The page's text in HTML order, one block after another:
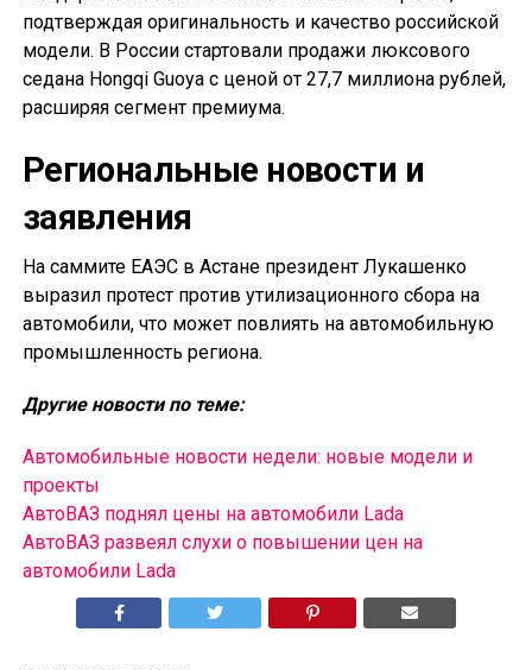
подтверждая оригинальность и качество российской
модели. В России стартовали продажи люксового
седана Hongqi Guoya с ценой от 27,7 миллиона рублей,
расширяя сегмент премиума.
Региональные новости и
заявления
На саммите ЕАЭС в Астане президент Лукашенко
выразил протест против утилизационного сбора на
автомобили, что может повлиять на автомобильную
промышленность региона.
Другие новости по теме:
Автомобильные новости недели: новые модели и
проекты
АвтоВАЗ поднял цены на автомобили Lada
АвтоВАЗ развеял слухи о повышении цен на
автомобили Lada